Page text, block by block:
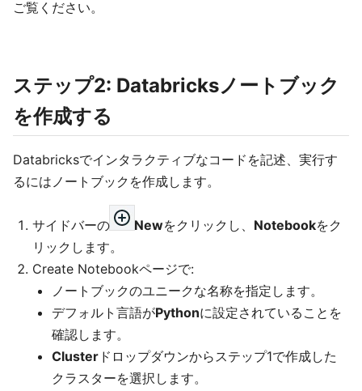
ご覧ください。
ステップ2: Databricksノートブック
を作成する
Databricksでインタラクティブなコードを記述、実行す
るにはノートブックを作成します。
サイドバーの Newをクリックし、 Notebookをク
リックします。
Create Notebookページで:
ノートブックのユニークな名称を指定します。
デフォルト言語がPythonに設定されていることを
確認します。
Cluster ドロップダウンからステップ1で作成した
クラスターを選択します。